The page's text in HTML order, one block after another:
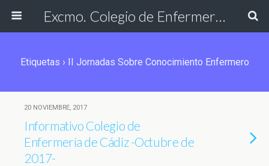
Excmo. Colegio de Enfermería de Cádiz
Etiquetas › II Jornadas Sobre Conocimiento Enfermero
20 NOVIEMBRE, 2017
Informativo Colegio de
Enfermería de Cádiz -Octubre de
2017-